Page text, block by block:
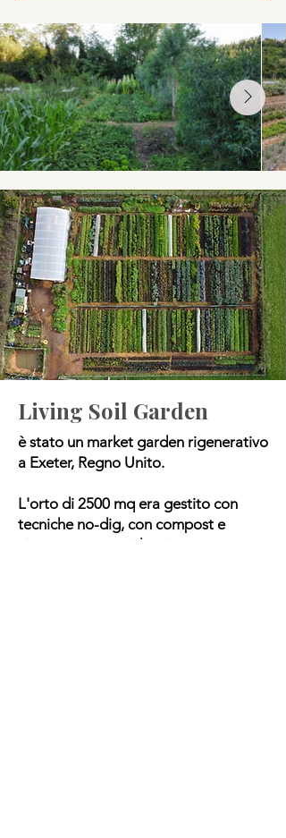
Living Soil Garden
è stato un market garden rigenerativo
a Exeter, Regno Unito.
L'orto di 2500 mq era gestito con
tecniche no-dig, con compost e
cippato come uniche risorse, e senza